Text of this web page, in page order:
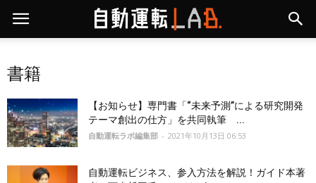
書籍
【お知らせ】専門書「“未来予測”による研究開発
テーマ創出の仕方」を共同執筆 ...
自動運転ラボ編集部 - 2021年10月13日 06:53
自動運転ビジネス、参入方法を解説！ガイド本著